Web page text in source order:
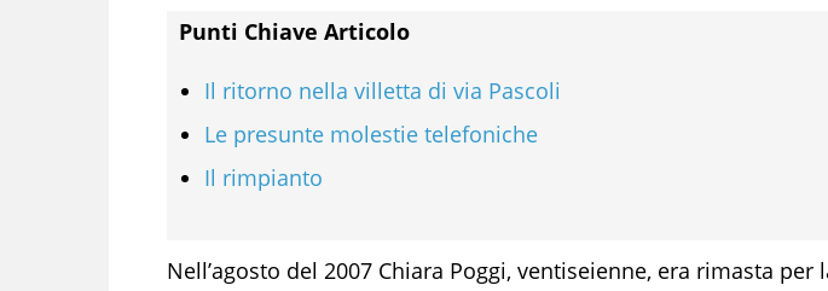
Punti Chiave Articolo
Il ritorno nella villetta di via Pascoli
Le presunte molestie telefoniche
Il rimpianto
Nell’agosto del 2007 Chiara Poggi, ventiseienne, era rimasta per